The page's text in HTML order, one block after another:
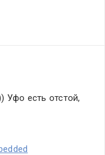
Уфо есть отстой,